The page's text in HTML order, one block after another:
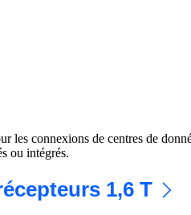
les connexions de centres de
ou intégrés.
1,6 T